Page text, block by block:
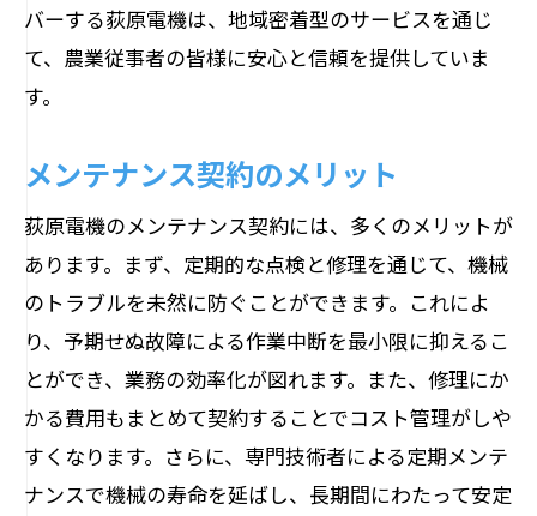
バーする荻原電機は、地域密着型のサービスを通じ
て、農業従事者の皆様に安心と信頼を提供していま
す。
メンテナンス契約のメリット
荻原電機のメンテナンス契約には、多くのメリットが
あります。まず、定期的な点検と修理を通じて、機械
のトラブルを未然に防ぐことができます。これによ
り、予期せぬ故障による作業中断を最小限に抑えるこ
とができ、業務の効率化が図れます。また、修理にか
かる費用もまとめて契約することでコスト管理がしや
すくなります。さらに、専門技術者による定期メンテ
ナンスで機械の寿命を延ばし、長期間にわたって安定